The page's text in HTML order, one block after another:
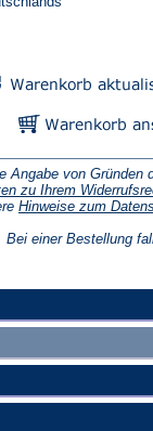
Angabe von Gründen
zu Ihrem
Hinweise zum
einer Bestellung